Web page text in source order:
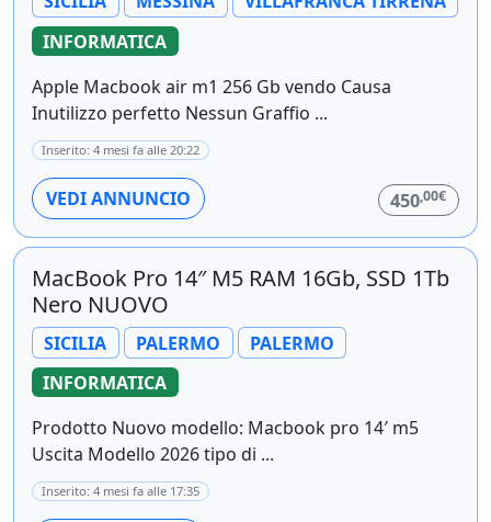
INFORMATICA
Apple Macbook air m1 256 Gb vendo Causa
Inutilizzo perfetto Nessun Graffio ...
Inserito: 4 mesi fa alle 20:22
VEDI ANNUNCIO 450,00€
MacBook Pro 14″ M5 RAM 16Gb, SSD 1Tb
Nero NUOVO
SICILIA PALERMO
PALERMO
INFORMATICA
Prodotto Nuovo modello: Macbook pro 14′ m5
Uscita Modello 2026 tipo di ...
Inserito: 4 mesi fa alle 17:35